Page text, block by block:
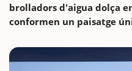
brolladors d'aigua dolça
conformen un paisatge